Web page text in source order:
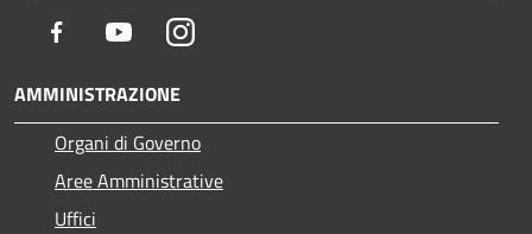
Facebook YoutubeInstagram
AMMINISTRAZIONE
Organi di Governo
Aree Amministrative
Uffici